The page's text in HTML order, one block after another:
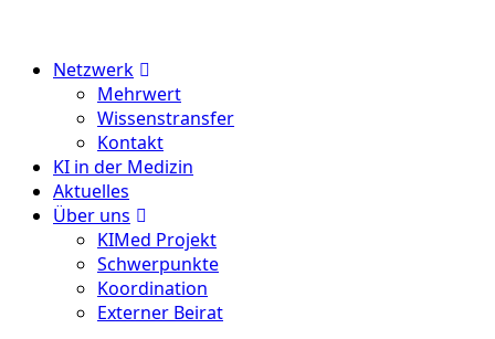
Netzwerk
Mehrwert
Wissenstransfer
Kontakt
KI in der Medizin
Aktuelles
Über uns
KIMed Projekt
Schwerpunkte
Koordination
Externer Beirat